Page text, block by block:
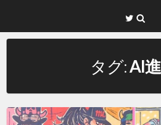
ッ
Twitter
タグ:AI